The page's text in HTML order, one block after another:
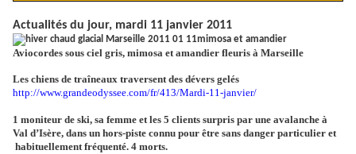
Actualités du jour, mardi 11 janvier 2011
Aviocordes sous ciel gris, mimosa et amandier fleuris à Marseille
Les chiens de traîneaux traversent des dévers gelés
http://www.grandeodyssee.com/fr/413/Mardi-11-janvier/
1 moniteur de ski, sa femme et les 5 clients surpris par une avalanche à
Val d’Isère, dans un hors-piste connu pour être sans danger particulier et
habituellement fréquenté. 4 morts.